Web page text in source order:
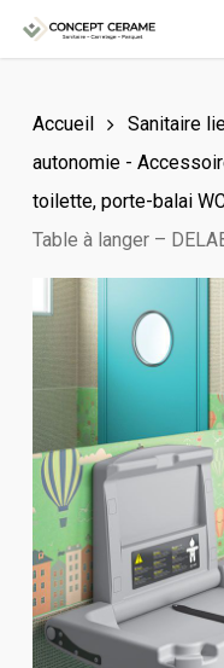
Skip
to
contentAccueil Sanitaire
autonomie -
toilette, porte-balai
Table à langer –